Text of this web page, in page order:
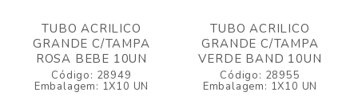
TUBO ACRILICO
GRANDE C/TAMPA
ROSA BEBE 10UN
Código: 28949
Embalagem: 1X10 UN
TUBO ACRILICO
GRANDE C/TAMPA
VERDE BAND 10UN
Código: 28955
Embalagem: 1X10 UN